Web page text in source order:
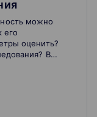
можно
его
оценить?
Вы